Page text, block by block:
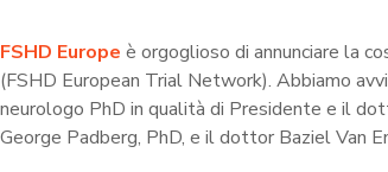
FSHD Europe è orgoglioso di annunciare la
(FSHD European Trial Network). Abbiamo
neurologo PhD in qualità di Presidente e il
George Padberg, PhD, e il dottor Baziel Van